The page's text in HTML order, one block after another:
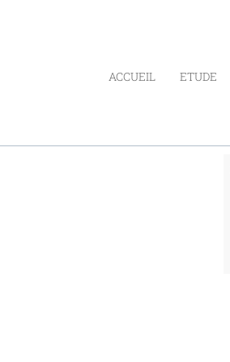
ACCUEIL ETUDE